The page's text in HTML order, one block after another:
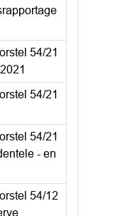
54/21
54/21
54/21
- en
54/12